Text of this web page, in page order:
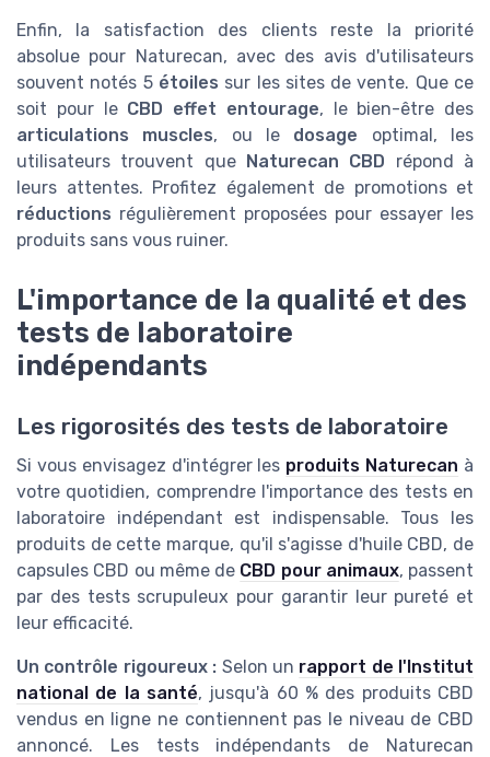
Enfin, la satisfaction des clients reste la priorité
absolue pour Naturecan, avec des avis d'utilisateurs
souvent notés 5 étoiles sur les sites de vente. Que ce
soit pour le CBD effet entourage, le bien-être des
articulations muscles, ou le dosage optimal, les
utilisateurs trouvent que
Naturecan CBD répond à
leurs attentes. Profitez également de promotions et
réductions régulièrement proposées pour essayer les
produits sans vous ruiner.
L'importance de la qualité et des
tests de laboratoire
indépendants
Les rigorosités des tests de laboratoire
Si vous envisagez d'intégrer les produits Naturecan à
votre quotidien, comprendre l'importance des tests en
laboratoire indépendant est indispensable. Tous les
produits de cette marque, qu'il s'agisse d'huile CBD, de
capsules CBD ou même de CBD pour animaux, passent
par des tests scrupuleux pour garantir leur pureté et
leur efficacité.
Un contrôle rigoureux : Selon un rapport de l'Institut
national de la santé, jusqu'à 60 % des produits CBD
vendus en ligne ne contiennent pas le niveau de CBD
annoncé. Les tests indépendants de Naturecan